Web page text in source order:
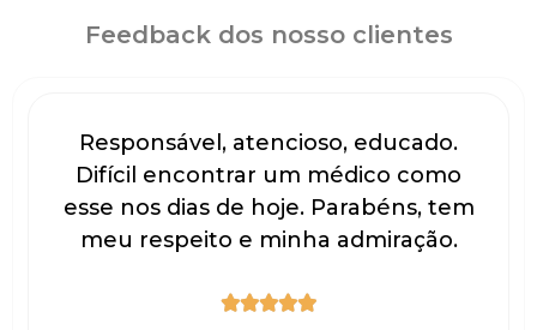
Feedback dos nosso clientes
Responsável, atencioso, educado.
Difícil encontrar um médico como
esse nos dias de hoje. Parabéns, tem
meu respeito e minha admiração.
